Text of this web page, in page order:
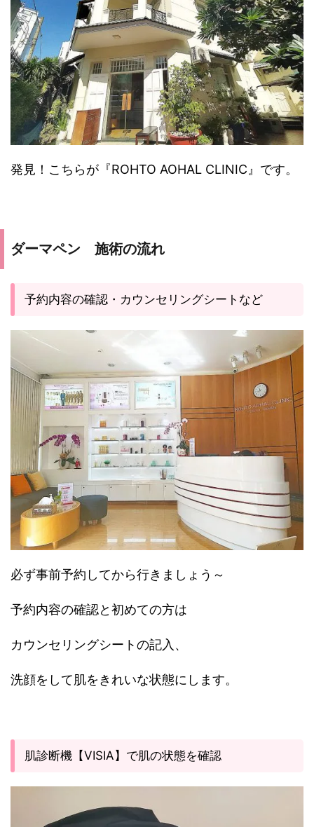
発見！こちらが『ROHTO AOHAL CLINIC』です。
ダーマペン 施術の流れ
予約内容の確認・カウンセリングシートなど
必ず事前予約してから行きましょう～
予約内容の確認と初めての方は
カウンセリングシートの記入、
洗顔をして肌をきれいな状態にします。
肌診断機【VISIA】で肌の状態を確認